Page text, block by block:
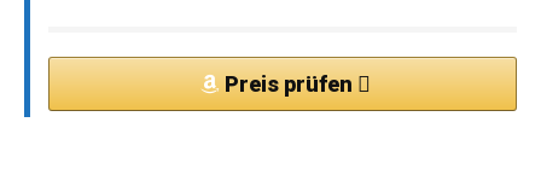
Preis prüfen